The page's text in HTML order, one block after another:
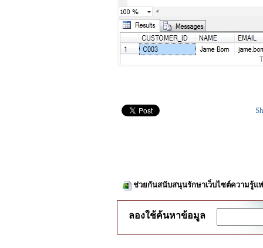
ช่วยกันสนับสนุนรักษาเว็บไซต์ความรู้แ
ลองใช้ค้นหาข้อมูล